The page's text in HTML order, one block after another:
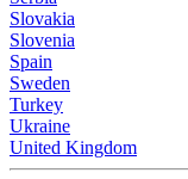
Slovakia
Slovenia
Spain
Sweden
Turkey
Ukraine
United Kingdom